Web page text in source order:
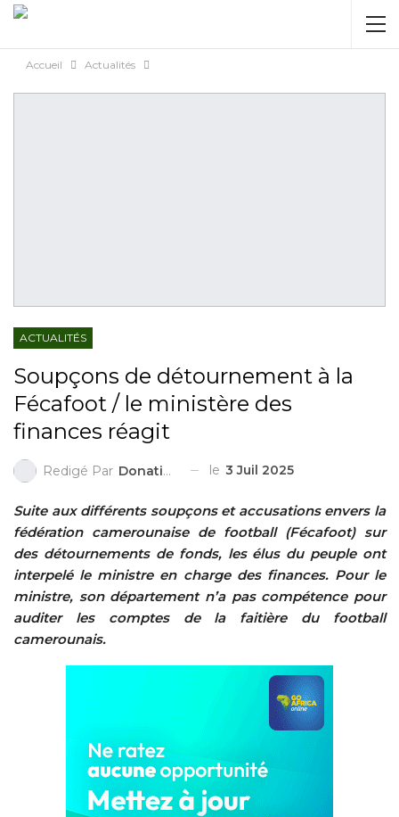
Accueil Actualités
ACTUALITÉS
Soupçons de détournement à la
Fécafoot / le ministère des
finances réagit
Redigé Par Donatien ZIGGAH le 3 Juil 2025
Suite aux différents soupçons et accusations envers la
fédération camerounaise de football (Fécafoot) sur
des détournements de fonds, les élus du peuple ont
interpelé le ministre en charge des finances. Pour le
ministre, son département n’a pas compétence pour
auditer les comptes de la faitière du football
camerounais.
AUTORISATION DE LA HAAC N°0134/HAAC/12-